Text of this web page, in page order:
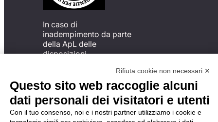
In caso di
inadempimento da parte
della ApL delle
disposizioni
possibile presentare un
reclamo
all’Organismo di
Monitoraggio utilizzando
una delle modalità
Rifiuta cookie non necessari ✕
Questo sito web raccoglie alcuni
dati personali dei visitatori e utenti
Con il tuo consenso, noi e i nostri partner utilizziamo i cookie e